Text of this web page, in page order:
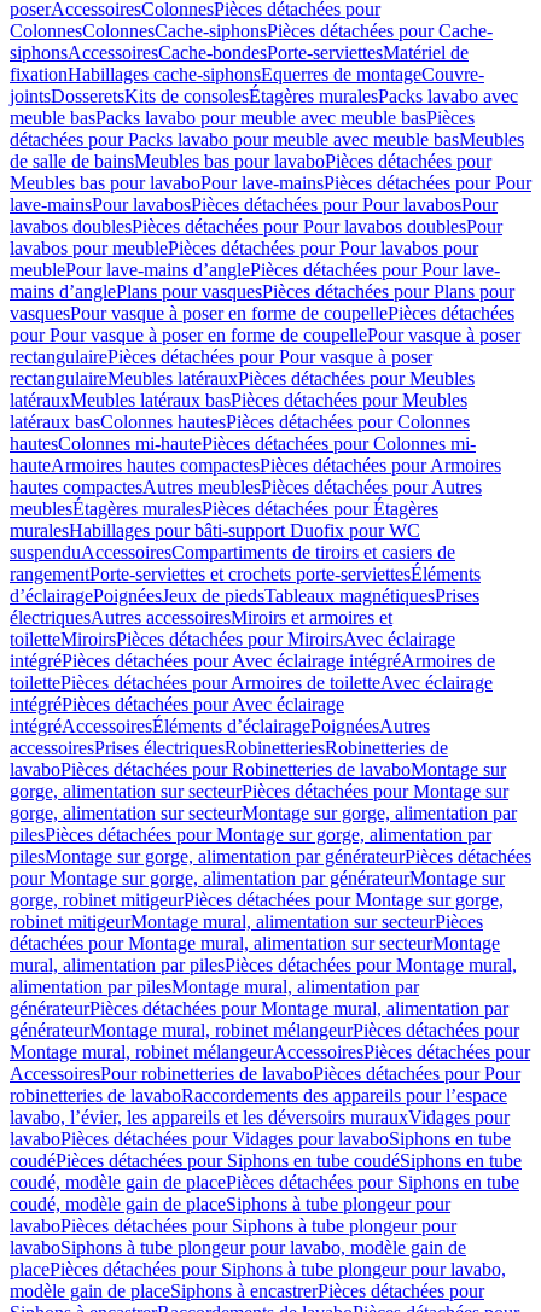
poserAccessoiresColonnesPièces détachées pour
ColonnesColonnesCache-siphonsPièces détachées pour Cache-
siphonsAccessoiresCache-bondesPorte-serviettesMatériel de
fixationHabillages cache-siphonsEquerres de montageCouvre-
jointsDosseretsKits de consolesÉtagères muralesPacks lavabo avec
meuble basPacks lavabo pour meuble avec meuble basPièces
détachées pour Packs lavabo pour meuble avec meuble basMeubles
de salle de bainsMeubles bas pour lavaboPièces détachées pour
Meubles bas pour lavaboPour lave-mainsPièces détachées pour Pour
lave-mainsPour lavabosPièces détachées pour Pour lavabosPour
lavabos doublesPièces détachées pour Pour lavabos doublesPour
lavabos pour meublePièces détachées pour Pour lavabos pour
meublePour lave-mains d’anglePièces détachées pour Pour lave-
mains d’anglePlans pour vasquesPièces détachées pour Plans pour
vasquesPour vasque à poser en forme de coupellePièces détachées
pour Pour vasque à poser en forme de coupellePour vasque à poser
rectangulairePièces détachées pour Pour vasque à poser
rectangulaireMeubles latérauxPièces détachées pour Meubles
latérauxMeubles latéraux basPièces détachées pour Meubles
latéraux basColonnes hautesPièces détachées pour Colonnes
hautesColonnes mi-hautePièces détachées pour Colonnes mi-
hauteArmoires hautes compactesPièces détachées pour Armoires
hautes compactesAutres meublesPièces détachées pour Autres
meublesÉtagères muralesPièces détachées pour Étagères
muralesHabillages pour bâti-support Duofix pour WC
suspenduAccessoiresCompartiments de tiroirs et casiers de
rangementPorte-serviettes et crochets porte-serviettesÉléments
d’éclairagePoignéesJeux de piedsTableaux magnétiquesPrises
électriquesAutres accessoiresMiroirs et armoires et
toiletteMiroirsPièces détachées pour MiroirsAvec éclairage
intégréPièces détachées pour Avec éclairage intégréArmoires de
toilettePièces détachées pour Armoires de toiletteAvec éclairage
intégréPièces détachées pour Avec éclairage
intégréAccessoiresÉléments d’éclairagePoignéesAutres
accessoiresPrises électriquesRobinetteriesRobinetteries de
lavaboPièces détachées pour Robinetteries de lavaboMontage sur
gorge, alimentation sur secteurPièces détachées pour Montage sur
gorge, alimentation sur secteurMontage sur gorge, alimentation par
pilesPièces détachées pour Montage sur gorge, alimentation par
pilesMontage sur gorge, alimentation par générateurPièces détachées
pour Montage sur gorge, alimentation par générateurMontage sur
gorge, robinet mitigeurPièces détachées pour Montage sur gorge,
robinet mitigeurMontage mural, alimentation sur secteurPièces
détachées pour Montage mural, alimentation sur secteurMontage
mural, alimentation par pilesPièces détachées pour Montage mural,
alimentation par pilesMontage mural, alimentation par
générateurPièces détachées pour Montage mural, alimentation par
générateurMontage mural, robinet mélangeurPièces détachées pour
Montage mural, robinet mélangeurAccessoiresPièces détachées pour
AccessoiresPour robinetteries de lavaboPièces détachées pour Pour
robinetteries de lavaboRaccordements des appareils pour l’espace
lavabo, l’évier, les appareils et les déversoirs murauxVidages pour
lavaboPièces détachées pour Vidages pour lavaboSiphons en tube
coudéPièces détachées pour Siphons en tube coudéSiphons en tube
coudé, modèle gain de placePièces détachées pour Siphons en tube
coudé, modèle gain de placeSiphons à tube plongeur pour
lavaboPièces détachées pour Siphons à tube plongeur pour
lavaboSiphons à tube plongeur pour lavabo, modèle gain de
placePièces détachées pour Siphons à tube plongeur pour lavabo,
modèle gain de placeSiphons à encastrerPièces détachées pour